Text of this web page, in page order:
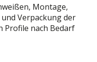
Montage,
Verpackung der
Profile nach Bedarf